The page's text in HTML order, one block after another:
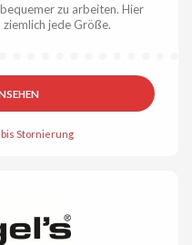
zu arbeiten. Hier
jede Größe.
Stornierung